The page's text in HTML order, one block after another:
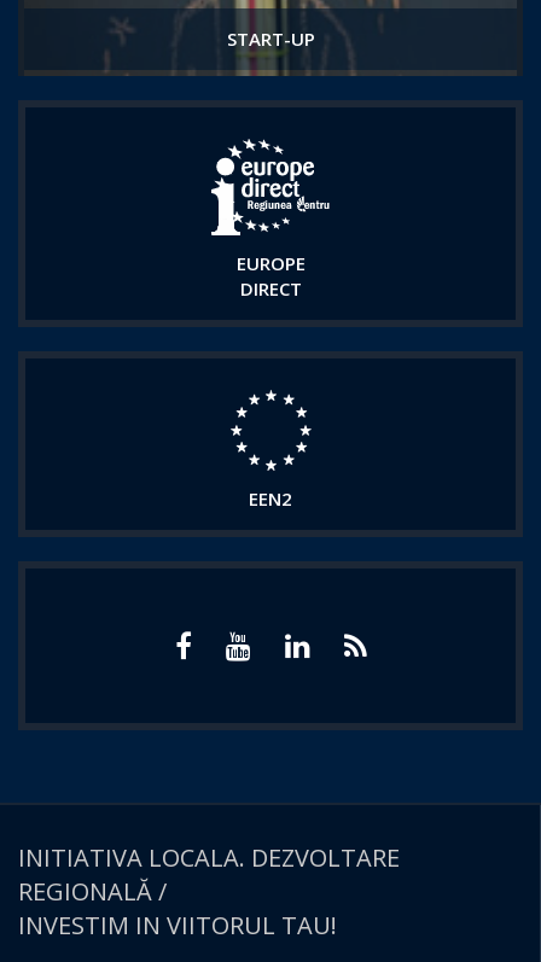
START-UP
EUROPE
DIRECT
EEN2
INITIATIVA LOCALA. DEZVOLTARE
REGIONALĂ /
INVESTIM IN VIITORUL TAU!